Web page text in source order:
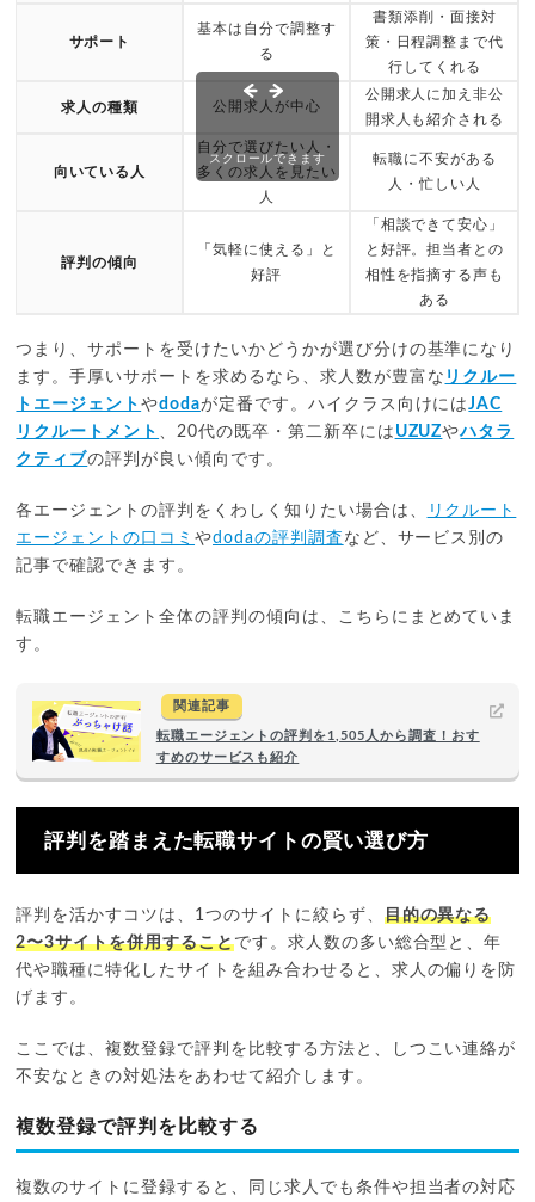
サポート
基本は自分で調整す
る
書類添削・面接対
策・日程調整まで代
行してくれる
求人の種類 公開求人が中心
公開求人に加え非公
開求人も紹介される
向いている人
自分で選びたい人・
多くの求人を見たい
人
転職に不安がある
人・忙しい人
評判の傾向
「気軽に使える」と
好評
「相談できて安心」
と好評。担当者との
相性を指摘する声も
ある
スクロールできます
つまり、サポートを受けたいかどうかが選び分けの基準になり
ます。手厚いサポートを求めるなら、求人数が豊富な リクルー
トエージェントやdodaが定番です。ハイクラス向けにはJAC
リクルートメント 、20代の既卒・第二新卒には UZUZやハタラ
クティブの評判が良い傾向です。
各エージェントの評判をくわしく知りたい場合は、
リクルート
エージェントの口コミやdodaの評判調査 など、サービス別の
記事で確認できます。
転職エージェント全体の評判の傾向は、こちらにまとめていま
す。
関連記事
転職エージェントの評判を1,505人から調査！おす
すめのサービスも紹介
評判を踏まえた転職サイトの賢い選び方
評判を活かすコツは、1つのサイトに絞らず、 目的の異なる
2〜3サイトを併用することです。求人数の多い総合型と、年
代や職種に特化したサイトを組み合わせると、求人の偏りを防
げます。
ここでは、複数登録で評判を比較する方法と、しつこい連絡が
不安なときの対処法をあわせて紹介します。
複数登録で評判を比較する
複数のサイトに登録すると、同じ求人でも条件や担当者の対応